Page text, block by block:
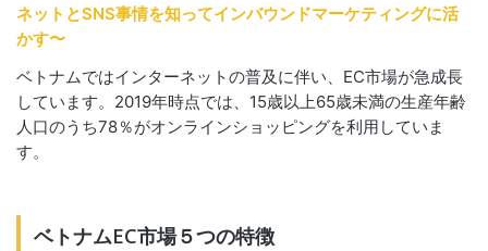
ネットとSNS事情を知ってインバウンドマーケティングに活
かす〜
ベトナムではインターネットの普及に伴い、EC市場が急成長
しています。2019年時点では、15歳以上65歳未満の生産年齢
人口のうち78％がオンラインショッピングを利用していま
す。
ベトナムEC市場５つの特徴